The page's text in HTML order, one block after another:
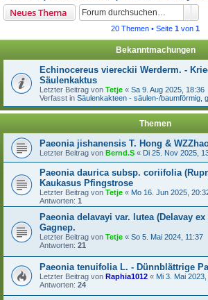
Neues Thema
20 Themen • Seite 1 von 1
Bekanntmachungen
Echinocereus viereckii Werderm. -
Säulenkaktus
Letzter Beitrag von Tetje « Sa 9. Aug 2025, 18:36
Verfasst in Säulenkakteen - säulen-/baumförmig,
Themen
Paeonia jishanensis T. Hong &
Letzter Beitrag von Bernd.S « Di 25. Nov 2025,
Paeonia daurica subsp. coriifolia
Kaukasus Pfingstrose
Letzter Beitrag von Tetje « Mo 16. Jun 2025,
Antworten: 1
Paeonia delavayi var. lutea (Delavay
Gagnep.
Letzter Beitrag von Tetje « So 5. Mai 2024, 11:37
Antworten: 21
Paeonia tenuifolia L. - Dünnblättrige
Letzter Beitrag von Raphia1012 « Mi 3. Mai 2023,
Antworten: 24